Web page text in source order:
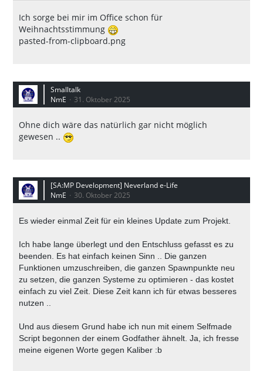
Ich sorge bei mir im Office schon für
Weihnachtsstimmung
pasted-from-clipboard.png
Smalltalk
NmE
31. Oktober 2025
Ohne dich wäre das natürlich gar nicht möglich
gewesen ..
[SA:MP Development] Neverland e-Life
NmE
30. Oktober 2025
Es wieder einmal Zeit für ein kleines Update zum Projekt.
Ich habe lange überlegt und den Entschluss gefasst es zu
beenden. Es hat einfach keinen Sinn .. Die ganzen
Funktionen umzuschreiben, die ganzen Spawnpunkte neu
zu setzen, die ganzen Systeme zu optimieren - das kostet
einfach zu viel Zeit. Diese Zeit kann ich für etwas besseres
nutzen ..
Und aus diesem Grund habe ich nun mit einem Selfmade
Script begonnen der einem Godfather ähnelt. Ja, ich fresse
meine eigenen Worte gegen Kaliber :b